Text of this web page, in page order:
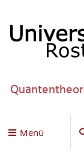
Menü